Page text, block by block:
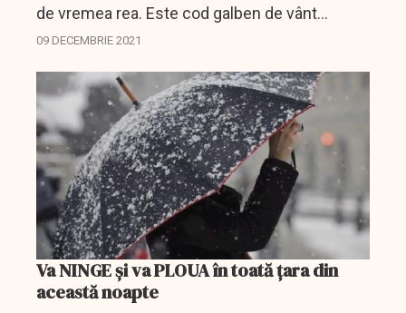
de vremea rea. Este cod galben de vânt
puternic în mai multe regiuni.
09 DECEMBRIE 2021
Va NINGE și va PLOUA în toată țara din
această noapte